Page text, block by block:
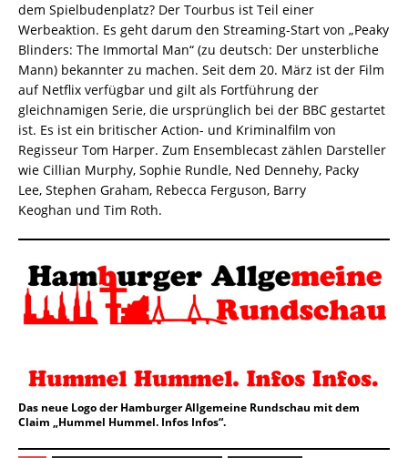
dem Spielbudenplatz? Der Tourbus ist Teil einer
Werbeaktion. Es geht darum den Streaming-Start von „Peaky
Blinders: The Immortal Man“ (zu deutsch: Der unsterbliche
Mann) bekannter zu machen. Seit dem 20. März ist der Film
auf Netflix verfügbar und gilt als Fortführung der
gleichnamigen Serie, die ursprünglich bei der BBC gestartet
ist. Es ist ein britischer Action- und Kriminalfilm von
Regisseur Tom Harper. Zum Ensemblecast zählen Darsteller
wie Cillian Murphy, Sophie Rundle, Ned Dennehy, Packy
Lee, Stephen Graham, Rebecca Ferguson, Barry
Keoghan und Tim Roth.
Das neue Logo der Hamburger Allgemeine Rundschau mit dem
Claim „Hummel Hummel. Infos Infos“.